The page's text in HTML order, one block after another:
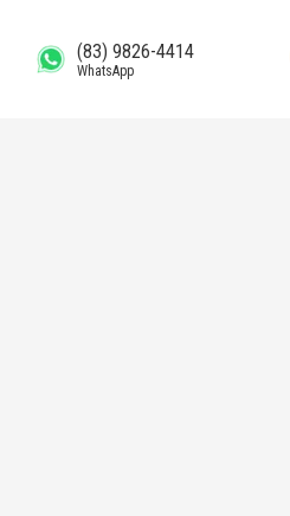
(83) 9826-4414
WhatsApp